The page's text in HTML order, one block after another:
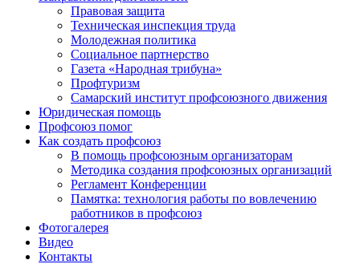
Правовая защита
Техническая инспекция труда
Молодежная политика
Социальное партнерство
Газета «Народная трибуна»
Профтуризм
Самарский институт профсоюзного движения
Юридическая помощь
Профсоюз помог
Как создать профсоюз
В помощь профсоюзным организаторам
Методика создания профсоюзных организаций
Регламент Конференции
Памятка: технология работы по вовлечению
работников в профсоюз
Фотогалерея
Видео
Контакты